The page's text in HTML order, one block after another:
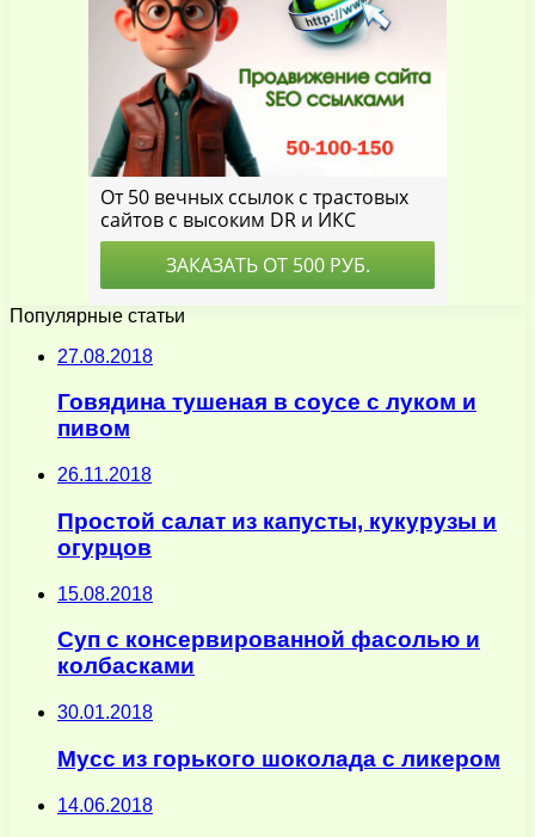
Популярные статьи
27.08.2018
Говядина тушеная в соусе с луком и
пивом
26.11.2018
Простой салат из капусты, кукурузы и
огурцов
15.08.2018
Суп с консервированной фасолью и
колбасками
30.01.2018
Мусс из горького шоколада с ликером
14.06.2018